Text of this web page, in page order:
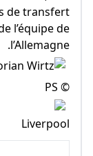
de transfert
l’équipe de
l’Allemagne.
© PS
Liverpool